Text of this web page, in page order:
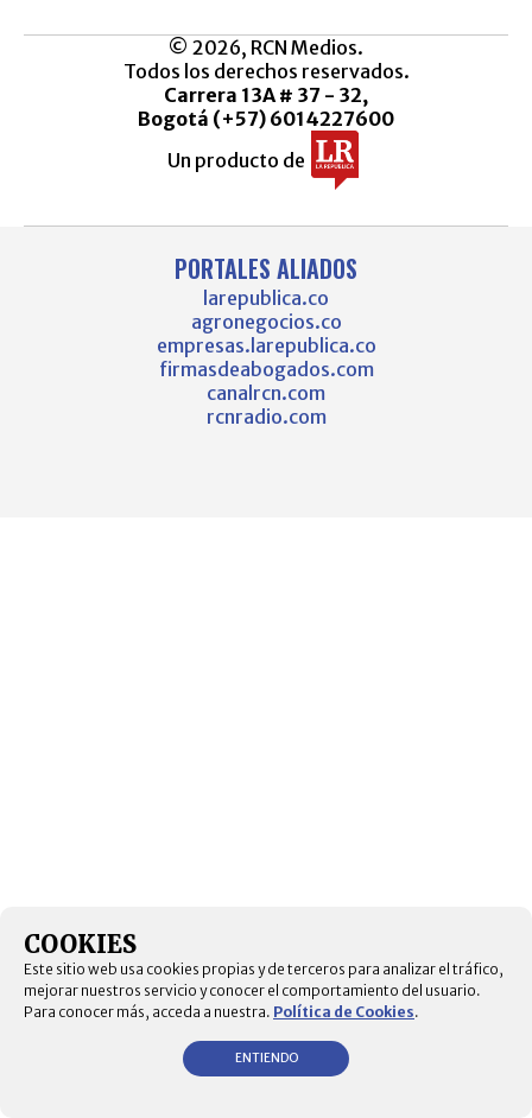
© 2026, RCN Medios.
Todos los derechos reservados.
Carrera 13A # 37 - 32,
Bogotá (+57) 6014227600
Un producto de
PORTALES ALIADOS
larepublica.co
agronegocios.co
empresas.larepublica.co
firmasdeabogados.com
canalrcn.com
rcnradio.com
COOKIES
Este sitio web usa cookies propias y de terceros para analizar el tráfico,
mejorar nuestros servicio y conocer el comportamiento del usuario.
Para conocer más, acceda a nuestra. Política de Cookies.
ENTIENDO